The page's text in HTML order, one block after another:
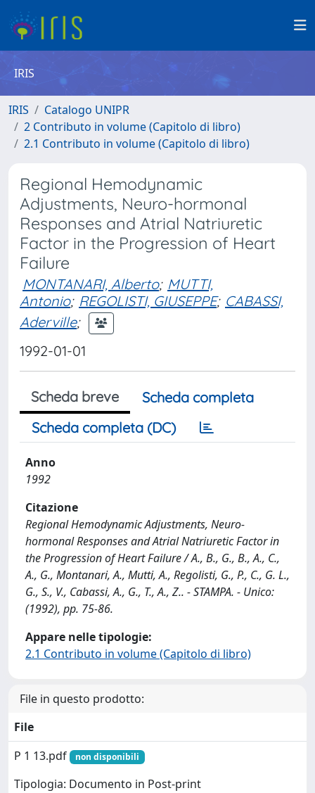
IRIS
IRIS
Catalogo UNIPR
2 Contributo in volume (Capitolo di libro)
2.1 Contributo in volume (Capitolo di libro)
Regional Hemodynamic
Adjustments, Neuro-hormonal
Responses and Atrial Natriuretic
Factor in the Progression of Heart
Failure
MONTANARI, Alberto; MUTTI,
Antonio; REGOLISTI, GIUSEPPE; CABASSI,
Aderville;
1992-01-01
Scheda breve
Scheda completa
Scheda completa (DC)
Anno
1992
Citazione
Regional Hemodynamic Adjustments, Neuro-
hormonal Responses and Atrial Natriuretic Factor in
the Progression of Heart Failure / A., B., G., B., A., C.,
A., G., Montanari, A., Mutti, A., Regolisti, G., P., C., G. L.,
G., S., V., Cabassi, A., G., T., A., Z.. - STAMPA. - Unico:
(1992), pp. 75-86.
Appare nelle tipologie:
2.1 Contributo in volume (Capitolo di libro)
File in questo prodotto:
File
P 1 13.pdf
non disponibili
Tipologia: Documento in Post-print